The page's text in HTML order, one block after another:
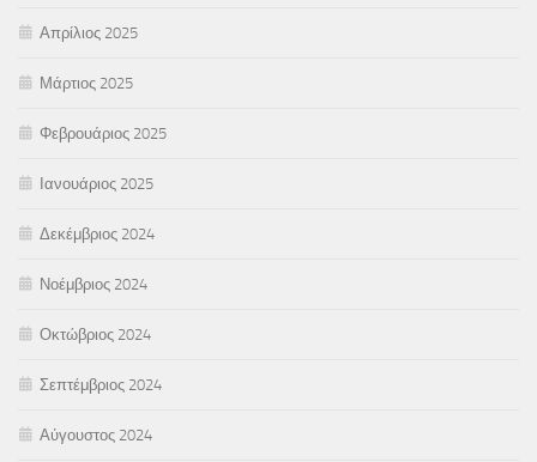
Απρίλιος 2025
Μάρτιος 2025
Φεβρουάριος 2025
Ιανουάριος 2025
Δεκέμβριος 2024
Νοέμβριος 2024
Οκτώβριος 2024
Σεπτέμβριος 2024
Αύγουστος 2024